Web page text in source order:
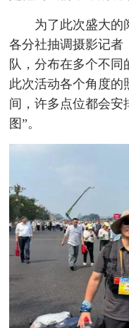
为了此次盛大的
各分社抽调摄影记者
队，分布在多个不同
此次活动各个角度的
间，许多点位都会安
图”。